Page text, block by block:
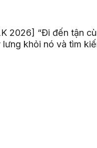
2026] “Đi đến tận
lưng khỏi nó và tìm